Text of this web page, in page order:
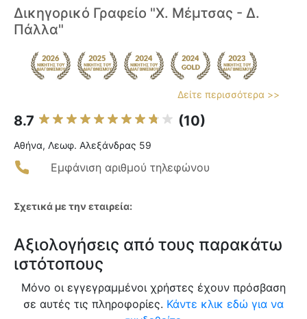
Δικηγορικό Γραφείο "X. Μέμτσας - Δ.
Πάλλα"
Δείτε περισσότερα >>
8.7 (10)
Αθήνα, Λεωφ. Αλεξάνδρας 59
Εμφάνιση αριθμού τηλεφώνου
Σχετικά με την εταιρεία:
Αξιολογήσεις από τους παρακάτω
ιστότοπους
Μόνο οι εγγεγραμμένοι χρήστες έχουν πρόσβαση
σε αυτές τις πληροφορίες. Κάντε κλικ εδώ για να